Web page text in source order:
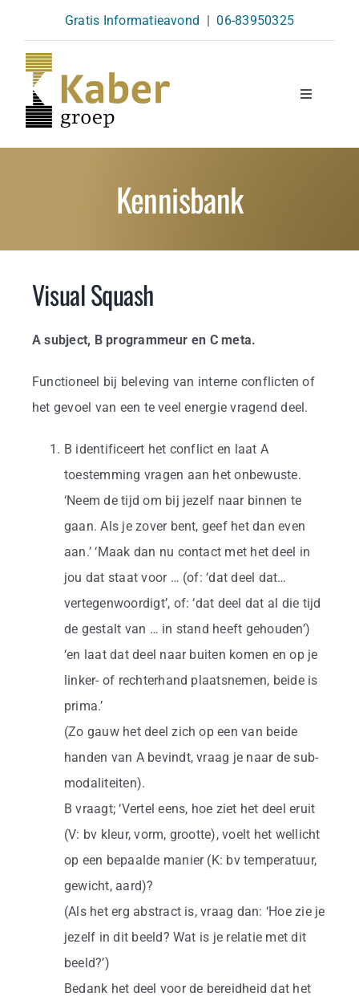
content
Gratis Informatieavond | 06-83950325
Toggle
Opleidingen
Agenda
Info
Contact
Kennisbank
Visual Squash
A subject, B programmeur en C meta.
Functioneel bij beleving van interne conflicten of
het gevoel van een te veel energie vragend deel.
B identificeert het conflict en laat A
toestemming vragen aan het onbewuste.
‘Neem de tijd om bij jezelf naar binnen te
gaan. Als je zover bent, geef het dan even
aan.’ ‘Maak dan nu contact met het deel in
jou dat staat voor … (of: ‘dat deel dat…
vertegenwoordigt’, of: ‘dat deel dat al die tijd
de gestalt van … in stand heeft gehouden’)
‘en laat dat deel naar buiten komen en op je
linker- of rechterhand plaatsnemen, beide is
prima.’
(Zo gauw het deel zich op een van beide
handen van A bevindt, vraag je naar de sub-
modaliteiten).
B vraagt; ‘Vertel eens, hoe ziet het deel eruit
(V: bv kleur, vorm, grootte), voelt het wellicht
op een bepaalde manier (K: bv temperatuur,
gewicht, aard)?
(Als het erg abstract is, vraag dan: ‘Hoe zie je
jezelf in dit beeld? Wat is je relatie met dit
beeld?’)
Bedank het deel voor de bereidheid dat het